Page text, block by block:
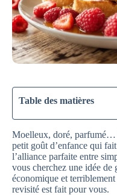
Table des matières
Moelleux, doré, parfumé…
petit goût d’enfance qui
l’alliance parfaite entre
vous cherchez une idée de
économique et
revisité est fait pour vous.